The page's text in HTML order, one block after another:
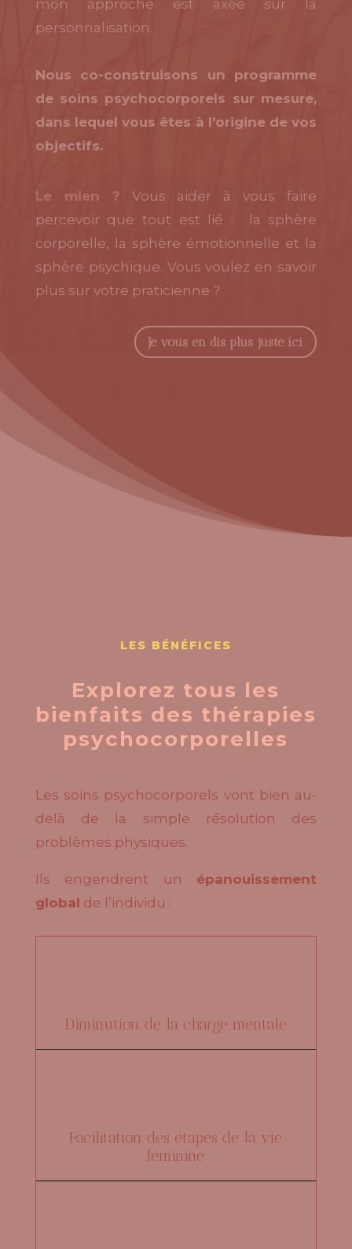
mon approche est axée sur la
personnalisation.
Nous co-construisons un programme
de soins psychocorporels sur mesure,
dans lequel vous êtes à l’origine de vos
objectifs.
Le mien ?
Vous aider à vous faire
percevoir que tout est lié : la sphère
corporelle, la sphère émotionnelle et la
sphère psychique. Vous voulez en savoir
plus sur votre praticienne ?
Je vous en dis plus juste ici
LES BÉNÉFICES
Explorez tous les
bienfaits des thérapies
psychocorporelles
Les soins psychocorporels vont bien au-
delà de la simple résolution des
problèmes physiques.
Ils engendrent un épanouissement
global de l’individu :
Diminution de la charge mentale
Facilitation des étapes de la vie
féminine